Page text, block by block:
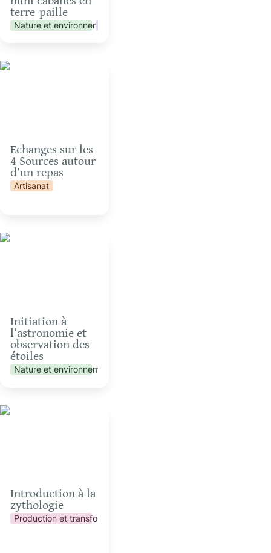
terre-paille
Nature et environnement
Echanges sur les 4
Echanges sur les
4 Sources autour
d’un repas
Artisanat
Initiation à l’astronomie
Initiation à
l’astronomie et
observation des
étoiles
Nature et environnement
Introduction à la
Introduction à la
zythologie
Production et transformation